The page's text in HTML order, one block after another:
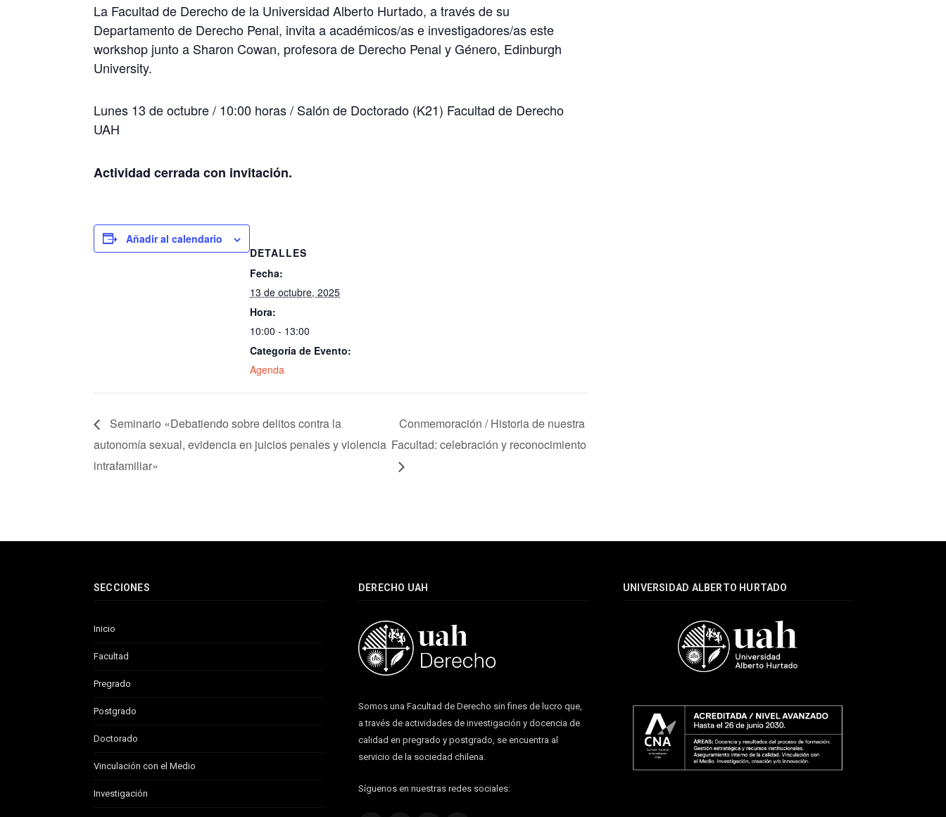
La Facultad de Derecho de la Universidad Alberto Hurtado, a través de su
Departamento de Derecho Penal, invita a académicos/as e investigadores/as este
workshop junto a Sharon Cowan, profesora de Derecho Penal y Género, Edinburgh
University.
Lunes 13 de octubre / 10:00 horas / Salón de Doctorado (K21) Facultad de Derecho
UAH
Actividad cerrada con invitación.
Añadir al calendario
DETALLES
Fecha:
13 de octubre, 2025
Hora:
10:00 - 13:00
Categoría de Evento:
Agenda
Seminario «Debatiendo sobre delitos contra la
autonomía sexual, evidencia en juicios penales y violencia
intrafamiliar»
Conmemoración / Historia de nuestra
Facultad: celebración y reconocimiento
SECCIONES
Inicio
Facultad
Pregrado
Postgrado
Doctorado
Vinculación con el Medio
Investigación
DERECHO UAH
Somos una Facultad de Derecho sin fines de lucro que,
a través de actividades de investigación y docencia de
calidad en pregrado y postgrado, se encuentra al
servicio de la sociedad chilena.
Síguenos en nuestras redes sociales:
UNIVERSIDAD ALBERTO HURTADO